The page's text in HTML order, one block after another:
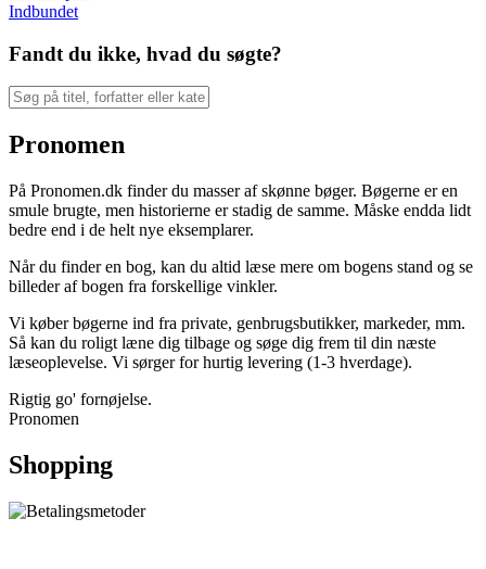
Indbundet
Fandt du ikke, hvad du søgte?
Pronomen
På Pronomen.dk finder du masser af skønne bøger. Bøgerne er en
smule brugte, men historierne er stadig de samme. Måske endda lidt
bedre end i de helt nye eksemplarer.
Når du finder en bog, kan du altid læse mere om bogens stand og se
billeder af bogen fra forskellige vinkler.
Vi køber bøgerne ind fra private, genbrugsbutikker, markeder, mm.
Så kan du roligt læne dig tilbage og søge dig frem til din næste
læseoplevelse. Vi sørger for hurtig levering (1-3 hverdage).
Rigtig go' fornøjelse.
Pronomen
Shopping